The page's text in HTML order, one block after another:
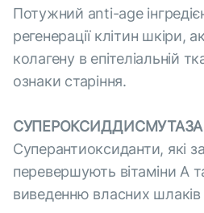
Потужний anti-age
регенерації клітин шкіри,
колагену в епітеліальній
ознаки старіння.
Суперантиоксиданти, які
перевершують вітаміни А
виведенню власних шлаків